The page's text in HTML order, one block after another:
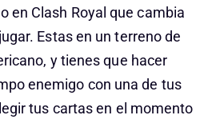
en Clash Royal que cambia
Estas en un terreno de
y tienes que hacer
enemigo con una de tus
tus cartas en el momento